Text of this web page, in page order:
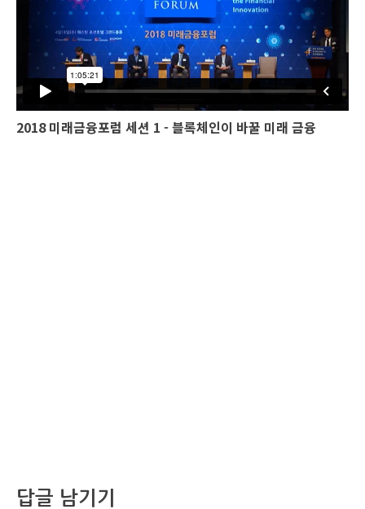
2018 미래금융포럼 세션 1 - 블록체인이 바꿀 미래 금융
답글 남기기